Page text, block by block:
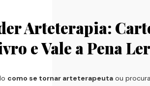
Arteterapia:
e Vale a Pena
como se tornar arteterapeuta ou